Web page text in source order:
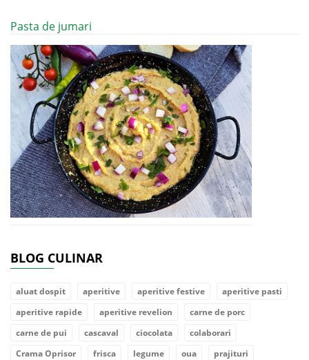
Pasta de jumari
BLOG CULINAR
aluat dospit aperitive aperitive festive
aperitive pasti
aperitive rapide
aperitive revelion
carne de porc
carne de pui
cascaval ciocolata
colaborari
Crama Oprisor
frisca legume oua
prajituri